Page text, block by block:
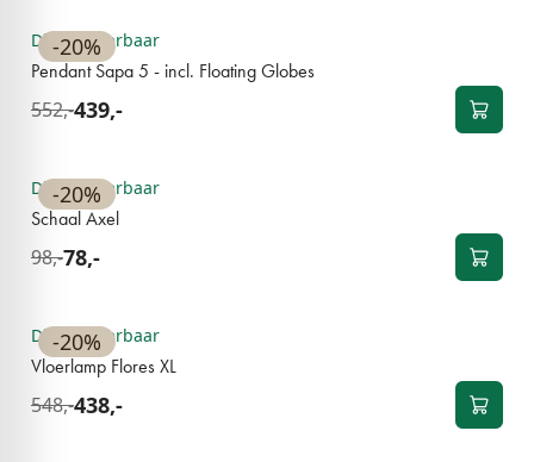
-20%
Direct leverbaar
Pendant Sapa 5 - incl. Floating Globes
552,-439,-
-20%
Direct leverbaar
Schaal Axel
98,-78,-
-20%
Direct leverbaar
Vloerlamp Flores XL
548,-438,-